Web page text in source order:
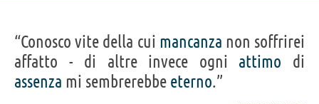
“Conosco vite della cui mancanza non soffrirei
affatto - di altre invece ogni attimo di
assenza mi sembrerebbe eterno.”